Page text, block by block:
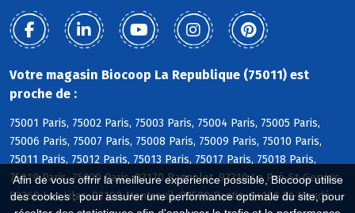
Afin de vous offrir la meilleure expérience possible, Biocoop utilise
des cookies : pour assurer une performance optimale du site, pour
Votre magasin Biocoop La Republique (75011) est
proche de :
75001 Paris, 75002 Paris, 75003 Paris, 75004 Paris, 75005 Paris,
75006 Paris, 75007 Paris, 75008 Paris, 75009 Paris, 75010 Paris,
75011 Paris, 75012 Paris, 75013 Paris, 75017 Paris, 75018 Paris,
75019 Paris, 75020 Paris, 93170 Bagnolet, 93310 Le Pré-St-Gervais,
93260 Les Lilas, 93100 Montreuil, 93500 Pantin, 94160 St-Mandé